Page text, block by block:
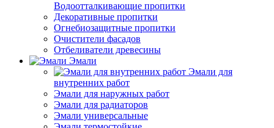
Водоотталкивающие пропитки
Декоративные пропитки
Огнебиозащитные пропитки
Очистители фасадов
Отбеливатели древесины
Эмали
Эмали для
внутренних работ
Эмали для наружных работ
Эмали для радиаторов
Эмали универсальные